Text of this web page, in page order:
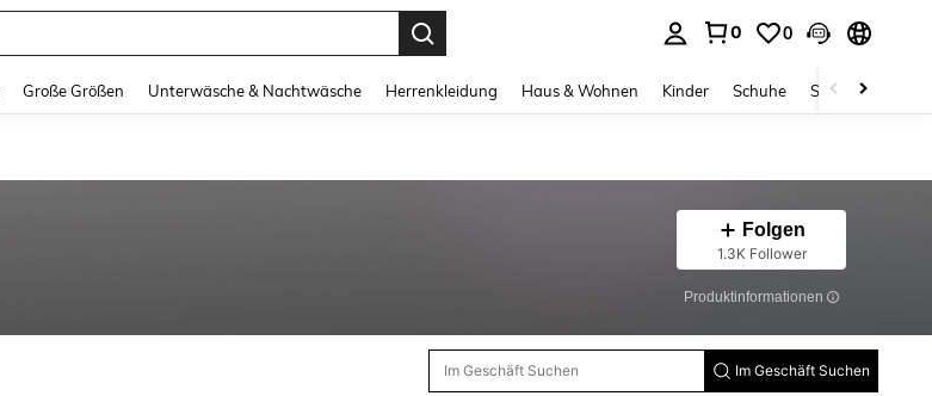
0 0
Große Größen Unterwäsche & Nachtwäsche Herrenkleidung Haus & Wohnen Kinder Schuhe Schmuck &
Folgen
1.3K Follower
Produktinformationen
Im Geschäft Suchen